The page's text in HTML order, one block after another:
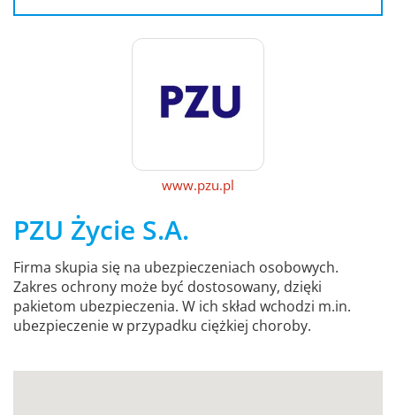
www.pzu.pl
PZU Życie S.A.
Firma skupia się na ubezpieczeniach osobowych.
Zakres ochrony może być dostosowany, dzięki
pakietom ubezpieczenia. W ich skład wchodzi m.in.
ubezpieczenie w przypadku ciężkiej choroby.